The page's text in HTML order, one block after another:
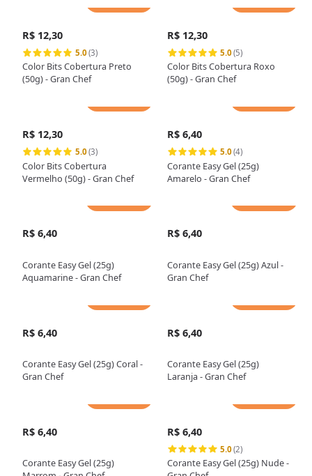
R$ 12,30
5.0(3)
Color Bits Cobertura Preto
(50g) - Gran Chef
R$ 12,30
5.0(5)
Color Bits Cobertura Roxo
(50g) - Gran Chef
R$ 12,30
5.0(3)
Color Bits Cobertura
Vermelho (50g) - Gran Chef
R$ 6,40
5.0(4)
Corante Easy Gel (25g)
Amarelo - Gran Chef
R$ 6,40
Corante Easy Gel (25g)
Aquamarine - Gran Chef
R$ 6,40
Corante Easy Gel (25g) Azul -
Gran Chef
R$ 6,40
Corante Easy Gel (25g) Coral -
Gran Chef
R$ 6,40
Corante Easy Gel (25g)
Laranja - Gran Chef
R$ 6,40
Corante Easy Gel (25g)
R$ 6,40
5.0(2)
Corante Easy Gel (25g) Nude -